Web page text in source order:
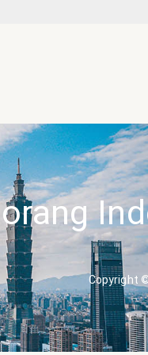
orang
Copyright